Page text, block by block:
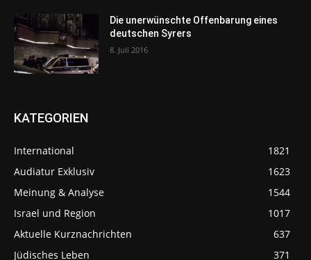
Die unerwünschte Offenbarung eines
deutschen Syrers
8. Juli 2016
KATEGORIEN
International
1821
Audiatur Exklusiv
1623
Meinung & Analyse
1544
Israel und Region
1017
Aktuelle Kurznachrichten
637
Jüdisches Leben
371